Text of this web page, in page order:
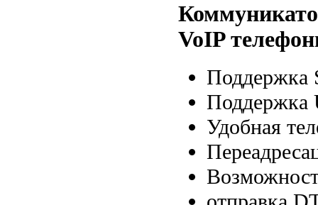
VoIP
Поддержка
Поддержка
Удобная